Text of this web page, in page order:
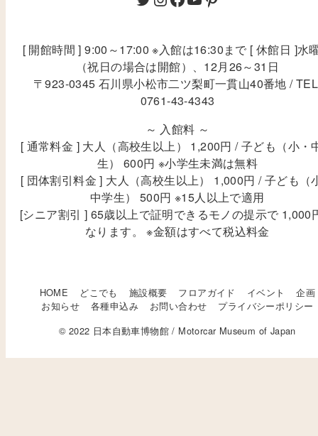
[ 開館時間 ] 9:00～17:00 ※入館は16:30まで [ 休館日 ]水
（祝日の場合は開館）、12月26～31日
〒923-0345 石川県小松市二ツ梨町一貫山40番地 /
0761-43-4343
～ 入館料 ～
[ 通常料金 ] 大人（高校生以上） 1,200円 / 子ども（小・
生） 600円 ※小学生未満は無料
[ 団体割引料金 ] 大人（高校生以上） 1,000円 / 子ども（
中学生） 500円 ※15人以上で適用
[シニア割引 ] 65歳以上で証明できるモノの提示で 1,000
なります。 ※金額はすべて税込料金
HOME どこでも 施設概要 フロアガイド イベント
企画
お知らせ
各種申込み お問い合わせ
プライバシーポリシー
© 2022 日本自動車博物館 / Motorcar Museum of Japan